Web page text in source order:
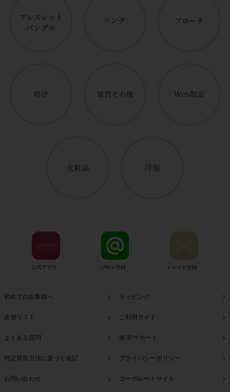
公式アプリ LINE@登録 メルマガ登録
初めてのお客様へ ラッピング
店舗リスト ご利用ガイド
よくある質問 修理/サポート
特定商取引法に基づく表記 プライバシーポリシー
お問い合わせ コーポレートサイト